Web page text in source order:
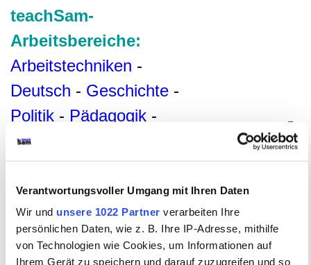
Verantwortungsvoller Umgang mit Ihren Daten
Wir und unsere 1022 Partner verarbeiten Ihre
persönlichen Daten, wie z. B. Ihre IP-Adresse, mithilfe
von Technologien wie Cookies, um Informationen auf
Ihrem Gerät zu speichern und darauf zuzugreifen und so
teachSam-
Arbeitsbereiche:
Arbeitstechniken -
Deutsch - Geschichte -
Politik - Pädagogik -
Psychologie
Methodik und Didaktik-
Projekte- So navigiert
man auf teachSam-
So sucht man auf